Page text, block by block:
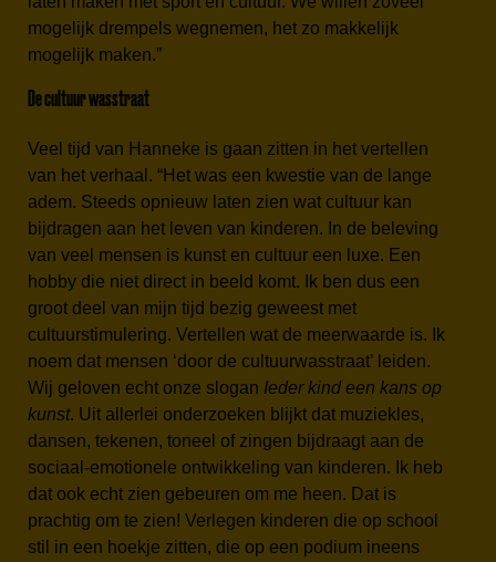
mogelijk drempels wegnemen, het zo makkelijk
mogelijk maken.”
De cultuur wasstraat
Veel tijd van Hanneke is gaan zitten in het vertellen
van het verhaal. “Het was een kwestie van de lange
adem. Steeds opnieuw laten zien wat cultuur kan
bijdragen aan het leven van kinderen. In de beleving
van veel mensen is kunst en cultuur een luxe. Een
hobby die niet direct in beeld komt. Ik ben dus een
groot deel van mijn tijd bezig geweest met
cultuurstimulering. Vertellen wat de meerwaarde is. Ik
noem dat mensen ‘door de cultuurwasstraat’ leiden.
Wij geloven echt onze slogan Ieder kind een kans op
kunst. Uit allerlei onderzoeken blijkt dat muziekles,
dansen, tekenen, toneel of zingen bijdraagt aan de
sociaal-emotionele ontwikkeling van kinderen. Ik heb
dat ook echt zien gebeuren om me heen. Dat is
prachtig om te zien! Verlegen kinderen die op school
stil in een hoekje zitten, die op een podium ineens